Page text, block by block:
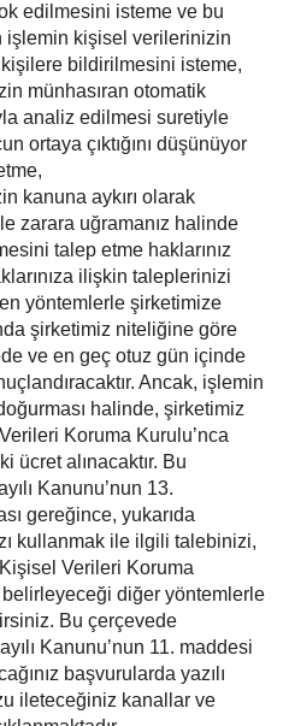
edilmesini isteme ve bu
işlemin kişisel verilerinizin
kişilere bildirilmesini isteme,
münhasıran otomatik
analiz edilmesi suretiyle
ortaya çıktığını düşünüyor
kanuna aykırı olarak
zarara uğramanız halinde
talep etme haklarınız
ilişkin taleplerinizi
yöntemlerle şirketimize
şirketimiz niteliğine göre
ve en geç otuz gün içinde
Ancak, işlemin
halinde, şirketimiz
Koruma Kurulu’nca
ücret alınacaktır. Bu
Kanunu’nun 13.
gereğince, yukarıda
kullanmak ile ilgili talebinizi,
Verileri Koruma
belirleyeceği diğer yöntemlerle
Bu çerçevede
Kanunu’nun 11. maddesi
başvurularda yazılı
ileteceğiniz kanallar ve